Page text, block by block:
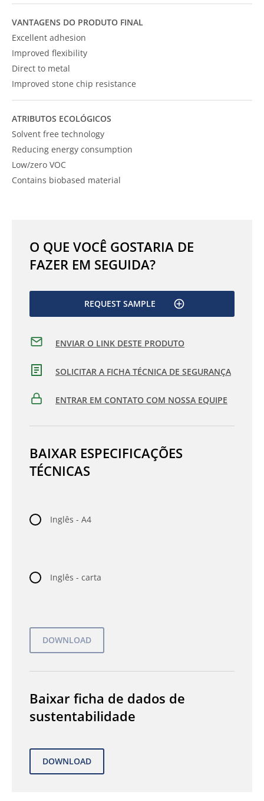
VANTAGENS DO PRODUTO FINAL
Excellent adhesion
Improved flexibility
Direct to metal
Improved stone chip resistance
ATRIBUTOS ECOLÓGICOS
Solvent free technology
Reducing energy consumption
Low/zero VOC
Contains biobased material
O QUE VOCÊ GOSTARIA DE
FAZER EM SEGUIDA?
REQUEST SAMPLE
ENVIAR O LINK DESTE PRODUTO
SOLICITAR A FICHA TÉCNICA DE SEGURANÇA
ENTRAR EM CONTATO COM NOSSA EQUIPE
BAIXAR ESPECIFICAÇÕES
TÉCNICAS
Inglês - A4
Inglês - carta
Baixar ficha de dados de
sustentabilidade